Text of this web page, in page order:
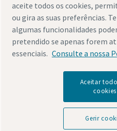
Avisos legais e de privacidade
Mapa do website
© 2026 Atlas Copco
Descubra como o Atlas
tecnologia que transforma o
aceite todos os cookies,
ou gira as suas preferências.
algumas funcionalidades
pretendido se apenas forem
essenciais. Consulte a nossa
Aceitar
cookies
Gerir